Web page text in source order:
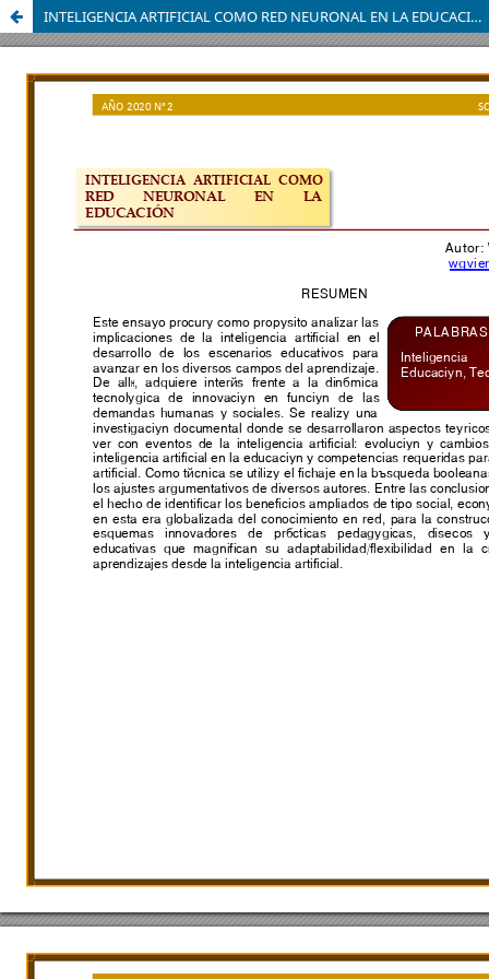
INTELIGENCIA ARTIFICIAL COMO RED NEURONAL EN LA EDUCACIÓN